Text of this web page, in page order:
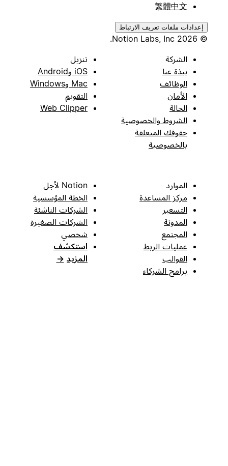
繁體中文
إعدادات ملفات تعريف الارتباط
الشركة
نبذة عنا
الوظائف
الأمان
الحالة
الشروط والخصوصية
حقوقك المتعلقة
بالخصوصية
تنزيل
iOS وAndroid
Mac وWindows
التقويم
Web Clipper
الموارد
مركز المساعدة
التسعير
المدونة
المجتمع
عمليات الربط
القوالب
برامج الشركاء
Notion لأجل
الخطة المؤسسية
الشركات الناشئة
الشركات الصغيرة
شخصي
استكشف
المزيد →